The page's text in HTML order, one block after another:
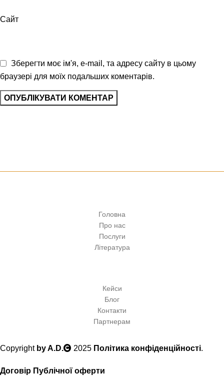
Сайт
Зберегти моє ім'я, e-mail, та адресу сайту в цьому
браузері для моїх подальших коментарів.
Головна
Про нас
Послуги
Література
Кейси
Блог
Контакти
Партнерам
Copyright by A.D. 2025 Політика конфіденційності.
Договір Публічної оферти